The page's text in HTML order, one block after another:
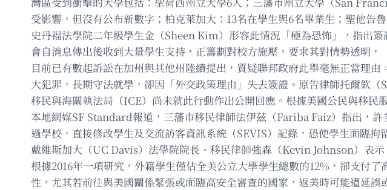
受影響，但沒有公布新數字；柏克萊加大：13名在學生與6名畢業生；聖他告
史丹福法學院二年級學生金（Sheen Kim）形容此情況「極為恐怖」，指出
會自消息傳出後收到大量學生支持，正籌劃對校方施壓，要求其對情勢透明，
目前已有數起訴訟在加州與其他州陸續提出，質疑聯邦政府此舉毫無正當理
大犯罪，長期守法就學，卻因「外交政策理由」失去簽證。原告律師托爾欽
移民與海關執法局（ICE）尚未就此行動作出公開回應。根據美國公民與移
本地網媒SF Standard報道，三藩市移民律師法伊茲（Fariba Faiz）指出，
過學校，直接修改學生及交流訪客資訊系統（SEVIS）記錄，恐使學生面臨拘
戴維斯加大（UC Davis）法學院院長、移民律師強森（Kevin Johnson）表
根據2016年一項研究，外籍學生僅佔全美公立大學學生總數的12%，卻支付
性，尤其若前往與美國關係緊張或面臨高安全審查的國家，返美時可能遭延誤